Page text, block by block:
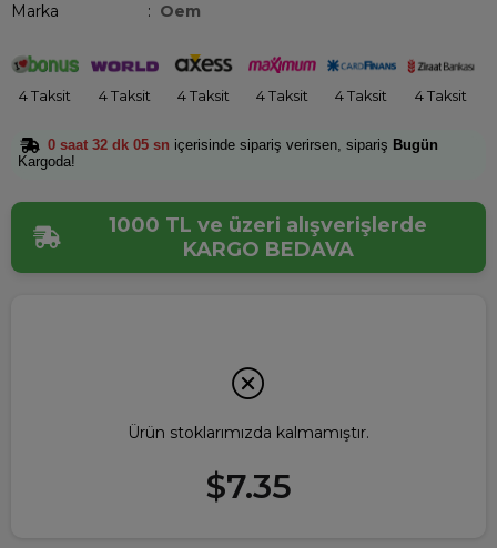
Marka : Oem
4 Taksit 4 Taksit 4 Taksit 4 Taksit 4 Taksit 4 Taksit
0 saat 32 dk 05 sn içerisinde sipariş verirsen, sipariş Bugün
Kargoda!
1000 TL ve üzeri alışverişlerde
KARGO BEDAVA
Ürün stoklarımızda kalmamıştır.
$7.35